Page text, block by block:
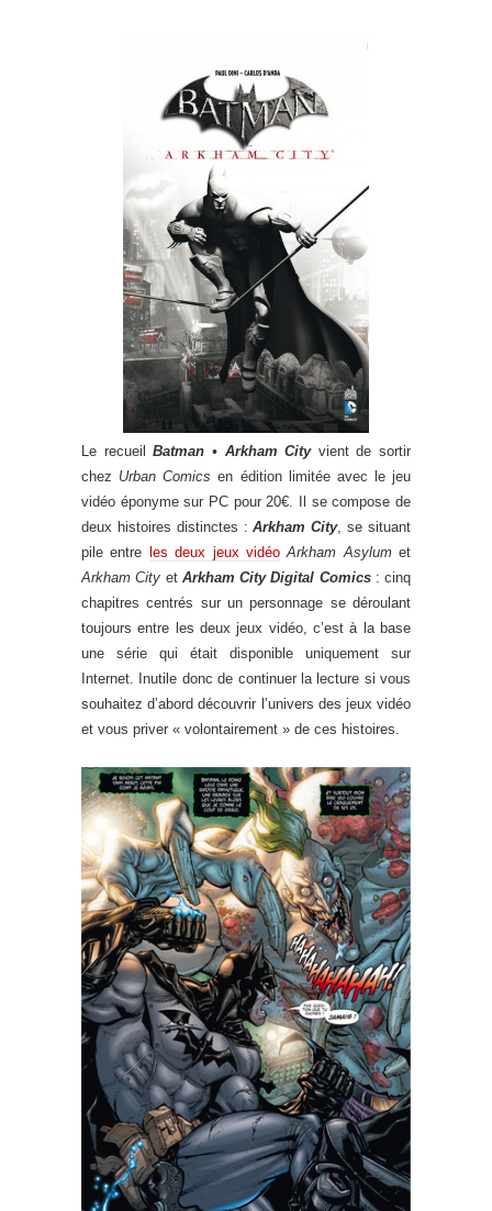
Le recueilBatman • Arkham Cityvient de sortir
chez Urban Comics en édition limitée avec le jeu
vidéo éponyme sur PC pour 20€. Il se compose de
deux histoires distinctes :Arkham City, se situant
pile entre
les deux jeux vidéo Arkham Asylumet
Arkham City et Arkham City Digital Comics: cinq
chapitres centrés sur un personnage se déroulant
toujours entre les deux jeux vidéo, c’est à la base
une série qui était disponible uniquement sur
Internet. Inutile donc de continuer la lecture si vous
souhaitez d’abord découvrir l’univers des jeux vidéo
et vous priver « volontairement » de ces histoires.